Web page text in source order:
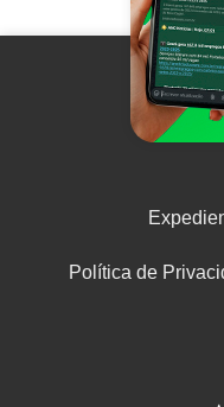
Política de